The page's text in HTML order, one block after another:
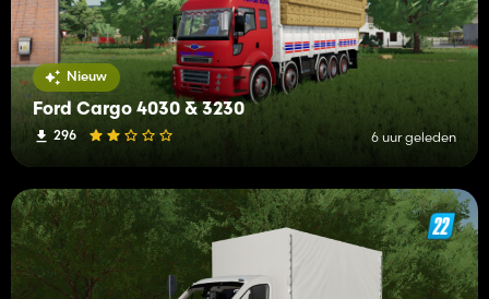
Nieuw
Ford Cargo 4030 & 3230
296 6 uur geleden